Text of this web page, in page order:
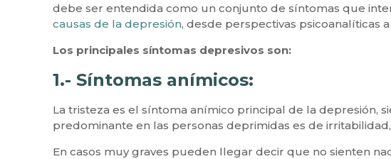
debe ser entendida como un conjunto de síntomas que
causas de la depresión, desde perspectivas psicoanalíticas
Los principales síntomas depresivos son:
1.- Síntomas anímicos:
La tristeza es el síntoma anímico principal de la depresión,
predominante en las personas deprimidas es de
En casos muy graves pueden llegar decir que no sienten